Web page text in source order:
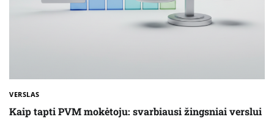
VERSLAS
Kaip tapti PVM mokėtoju: svarbiausi žingsniai verslui